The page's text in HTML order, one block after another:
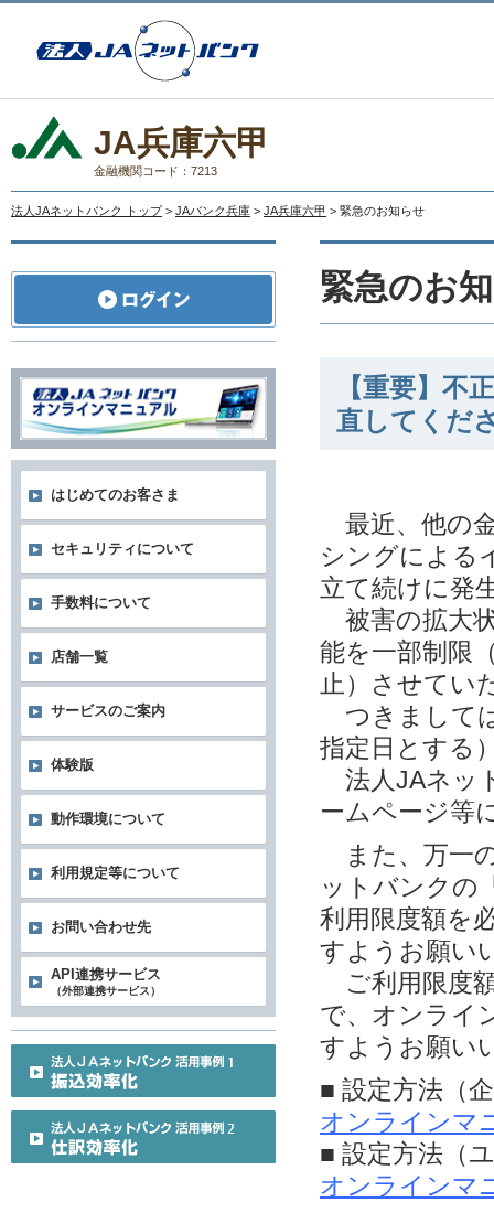
JA兵庫六甲
金融機関コード：7213
法人JAネットバンク トップ > JAバンク兵庫 > JA兵庫六甲 > 緊急のお知らせ
緊急のお
【重要】不
直してくだ
最近、他の
シングによる
立て続けに発
被害の拡大
能を一部制限
止）させてい
つきまして
指定日とする
法人JAネッ
ームページ等
また、万一
ットバンクの
利用限度額を
すようお願い
ご利用限度
で、オンライ
すようお願い
■ 設定方法（
オンラインマ
■ 設定方法（
オンラインマ
はじめてのお客さま
セキュリティについて
手数料について
店舗一覧
サービスのご案内
体験版
動作環境について
利用規定等について
お問い合わせ先
API連携サービス
（外部連携サービス）